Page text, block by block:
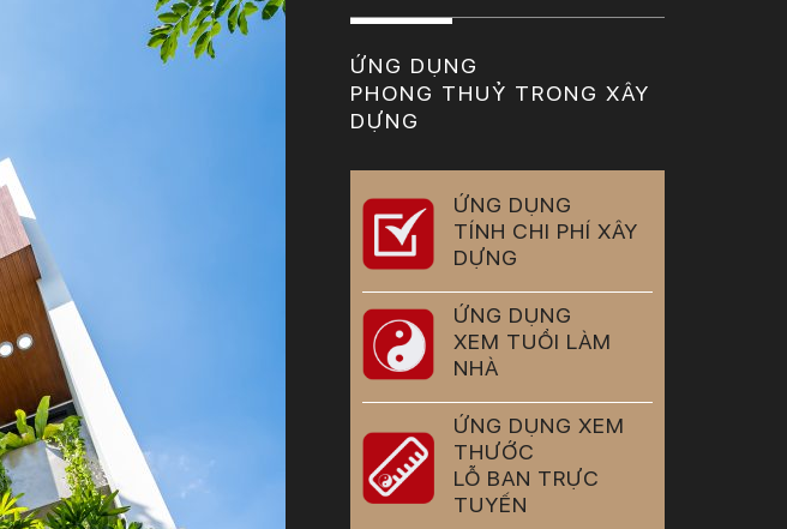
ỨNG DỤNG
PHONG THUỶ TRONG XÂY
DỰNG
ỨNG DỤNG
TÍNH CHI PHÍ XÂY
DỰNG
ỨNG DỤNG
XEM TUỔI LÀM
NHÀ
ỨNG DỤNG XEM
THƯỚC
LỖ BAN TRỰC
TUYẾN